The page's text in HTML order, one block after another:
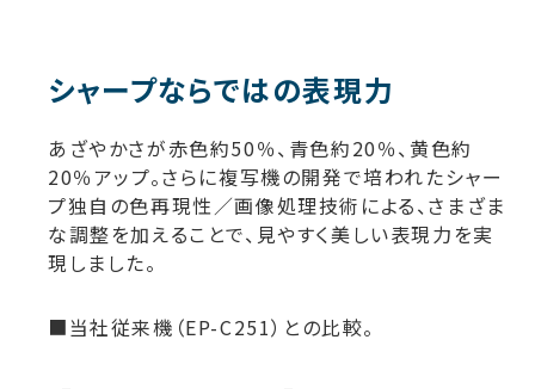
シャープならではの表現力
あざやかさが赤色約50％、青色約20％、黄色約
20％アップ。さらに複写機の開発で培われたシャー
プ独自の色再現性／画像処理技術による、さまざま
な調整を加えることで、見やすく美しい表現力を実
現しました。
■当社従来機（EP-C251）との比較。